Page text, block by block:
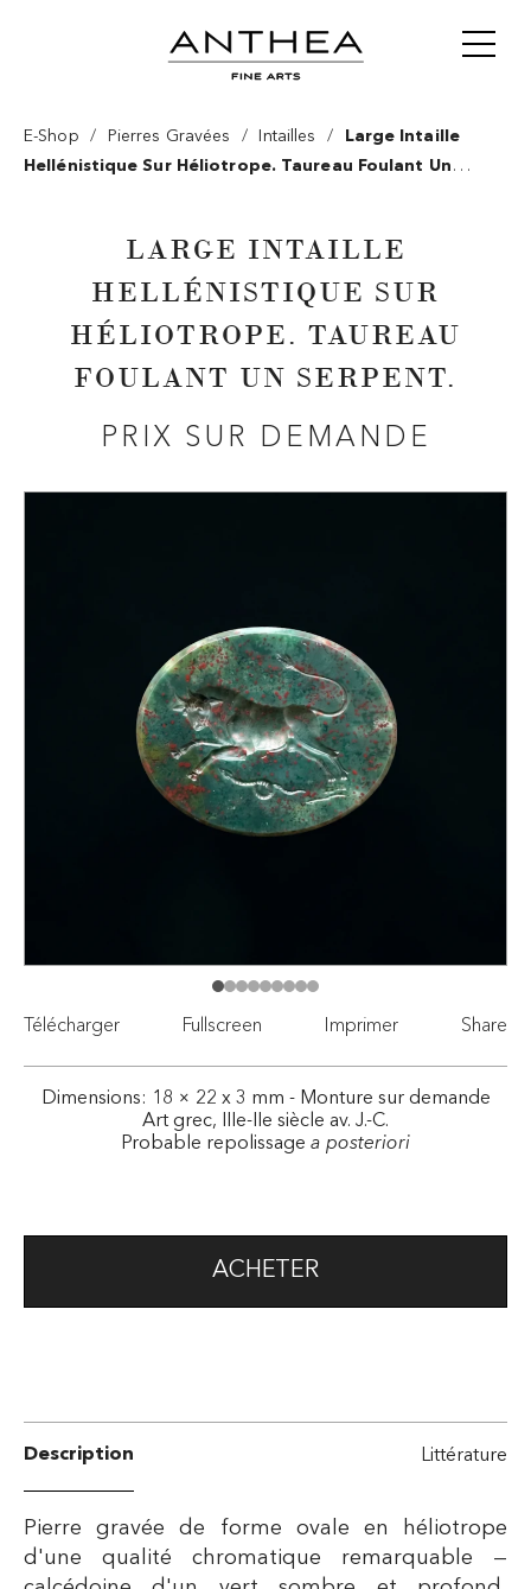
E-Shop / Pierres Gravées / Intailles /
Large Intaille
Hellénistique Sur Héliotrope. Taureau Foulant Un
LARGE INTAILLE
HELLÉNISTIQUE SUR
HÉLIOTROPE. TAUREAU
FOULANT UN SERPENT.
PRIX SUR DEMANDE
Télécharger Fullscreen Imprimer Share
Dimensions: 18 × 22 x 3 mm - Monture sur demande
Art grec, IIIe-IIe siècle av. J.-C.
Probable repolissage a posteriori
ACHETER
Description Littérature
Pierre gravée de forme ovale en héliotrope
d'une qualité chromatique remarquable —